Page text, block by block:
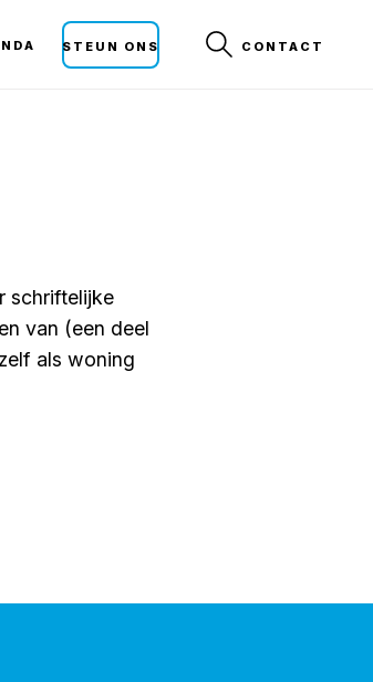
STEUN ONS CONTACT
schriftelijke
van (een deel
als woning